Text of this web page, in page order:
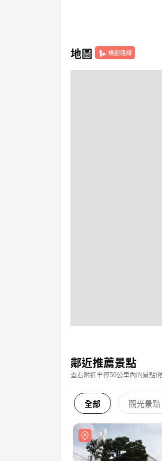
地圖 規劃路線
鄰近推薦景點
查看附近半徑50公里內的景點(
全部 觀光景點